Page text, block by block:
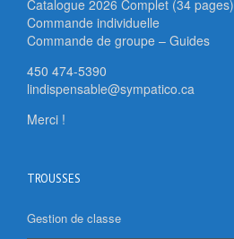
Catalogue 2026 Complet (34 pages)
Commande individuelle
Commande de groupe – Guides
450 474-5390
lindispensable@sympatico.ca
Merci !
TROUSSES
Gestion de classe